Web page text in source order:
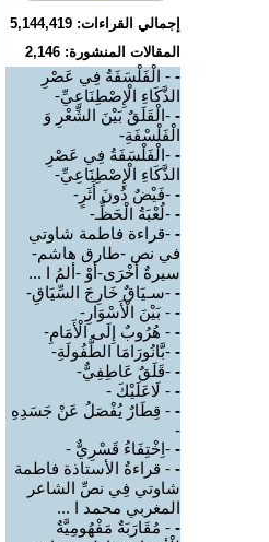
إجمالي القراءات: 5,144,419
المقالات المنشورة: 2,146
- - الْفَلْسَفَةُ فِي عَصْرِ
الذَّكَاءِ الْإِصْطِنَاعِيِّ-
- -الْقَلَقٌ بَيْنَ الشِّعْرِ وَ
الْفَلْسْفَةِ-
- -الْفَلْسَفَةُ فِي عَصْرِ
الذَّكَاءِ الْإِصْطِنَاعِيِّ-
- -فَيْضٌ دُونَ أَثَرٍ-
- -لُعْبَةُ الْحَظِّـ-
- -قراءة فاطمة شاوتي
في نص -طارق هاشم-
سيرةٌ أخْرَى-أوْ -ألمُ ا ...
- -سـيَاقٌ خَارِجَ السِّيَاقِ-
- - بَيْنَ الْأَسْوَارِ-
- - هُرُوبٌ إِلَى الْأَمَامِ-
- -بَّانُورَامَا الطُّفُولَةِ-
- -قَلَقٌ عَاطِفِيٌّ-
- - لَاعَلَيْكَ -
- - قِطَارٌ يُفْصَلُ عَنْ جَسَدِهِ
-
- -اِخْتِفَاءُ قَسْرِيٌّ -
- - قراءةُ الأستاذة فاطمة
شاوتي فِي نصِّ الشاعر
المغربي محمد ا ...
- - مُقَارَبَةٌ مَفْهُومِيَّةٌ